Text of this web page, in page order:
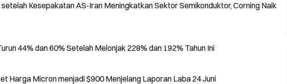
Kesepakatan AS-Iran Meningkatkan Sektor Semikonduktor, Corning Naik
44% dan 60% Setelah Melonjak 228% dan 192% Tahun Ini
Harga Micron menjadi $900 Menjelang Laporan Laba 24 Juni